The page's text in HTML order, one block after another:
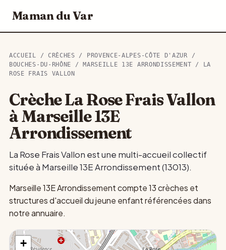
Maman du Var
ACCUEIL / CRÈCHES / PROVENCE-ALPES-CÔTE D'AZUR /
BOUCHES-DU-RHÔNE / MARSEILLE 13E ARRONDISSEMENT / LA
ROSE FRAIS VALLON
Crèche La Rose Frais Vallon
à Marseille 13E
Arrondissement
La Rose Frais Vallon est une multi-accueil collectif
située à Marseille 13E Arrondissement (13013).
Marseille 13E Arrondissement compte 13 crèches et
structures d'accueil du jeune enfant référencées dans
notre annuaire.
+